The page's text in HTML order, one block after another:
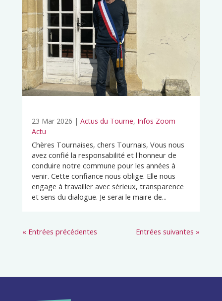
23 Mar 2026 | Actus du Tourne, Infos Zoom
Actu
Chères Tournaises, chers Tournais, Vous nous
avez confié la responsabilité et l'honneur de
conduire notre commune pour les années à
venir. Cette confiance nous oblige. Elle nous
engage à travailler avec sérieux, transparence
et sens du dialogue. Je serai le maire de...
« Entrées précédentes Entrées suivantes »